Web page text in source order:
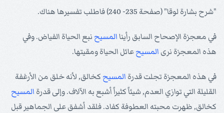
"شرح بشارة لوقا" (صفحة 235- 240) فاطلب تفسيرها هناك.
في معجزة الإصحاح السابق رأيناالمسيح نبع الحياة الفياض. وفي
هذه المعجزة نرى المسيحعائل الحياة ومقيتها.
في هذه المعجزة تجلت قدرة المسيح كخالق, لأنه خلق من الأرغفة
القليلة التي توازي العدم, شيئاً كثيراً أشبع به الآلاف. وإلى قدرة المسيح
كخالق, ظهرت محبته العطوفة كفاد. فلقد أشفق على الجماهير قبل